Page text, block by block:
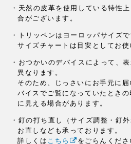
・天然の皮革を使用している特性上
合がございます。
・トリッペンはヨーロッパサイズで
サイズチャートは目安としてお使
・おつかいのデバイスによって、
異なります。
そのため、じっさいにお手元に届
バイスでご覧になっていたときの
に見える場合があります。
・釘の打ち直し（サイズ調整・釘
お直しなども承っております。
詳しくは こちら をごらんくださ